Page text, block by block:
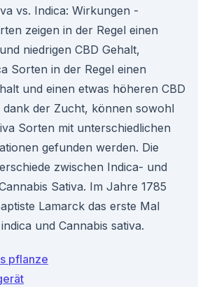
vs. Indica: Wirkungen -
zeigen in der Regel einen
niedrigen CBD Gehalt,
Sorten in der Regel einen
und einen etwas höheren CBD
dank der Zucht, können sowohl
Sorten mit unterschiedlichen
gefunden werden. Die
zwischen Indica- und
Sativa. Im Jahre 1785
Lamarck das erste Mal
und Cannabis sativa.
pflanze